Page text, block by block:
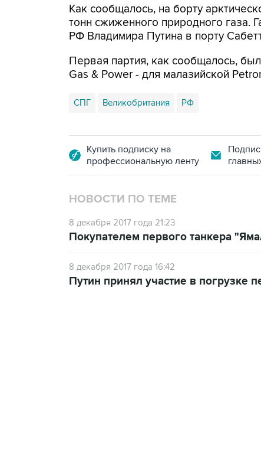
Как сообщалось, на борту
тонн сжиженного природного газа.
РФ Владимира Путина в порту
Первая партия, как сообщалось,
Gas & Power - для малазийской
СПГ Великобритания РФ
Купить подписку на
профессиональную ленту
НОВОСТИ ПО ТЕМЕ
8 декабря 2017 года 21:23
Покупателем первого танкера
8 декабря 2017 года 16:42
Путин принял участие в погрузке